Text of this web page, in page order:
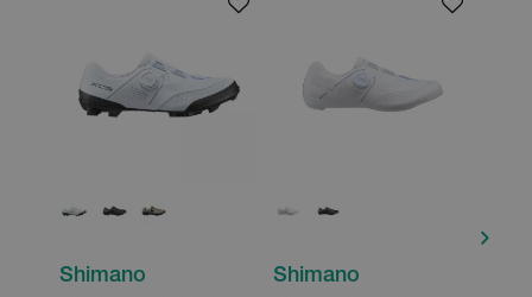
Shimano
Shimano